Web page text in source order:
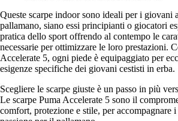
Queste scarpe indoor sono ideali per i giovani
pallamano, siano essi principianti o giocatori
pratica dello sport offrendo al contempo le
necessarie per ottimizzare le loro prestazioni.
Accelerate 5, ogni piede è equipaggiato per
esigenze specifiche dei giovani cestisti in erba.
Scegliere le scarpe giuste è un passo in più
Le scarpe Puma Accelerate 5 sono il
comfort, protezione e stile, per accompagnare